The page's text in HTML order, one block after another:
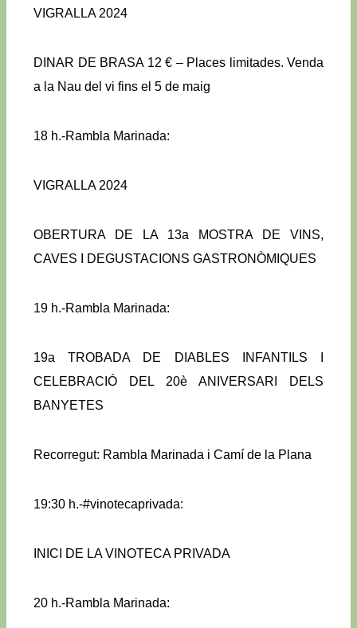
VIGRALLA 2024
DINAR DE BRASA 12 € – Places limitades. Venda
a la Nau del vi fins el 5 de maig
18 h.-Rambla Marinada:
VIGRALLA 2024
OBERTURA DE LA 13a MOSTRA DE VINS,
CAVES I DEGUSTACIONS GASTRONÒMIQUES
19 h.-Rambla Marinada:
19a TROBADA DE DIABLES INFANTILS I
CELEBRACIÓ DEL 20è ANIVERSARI DELS
BANYETES
Recorregut: Rambla Marinada i Camí de la Plana
19:30 h.-#vinotecaprivada:
INICI DE LA VINOTECA PRIVADA
20 h.-Rambla Marinada: